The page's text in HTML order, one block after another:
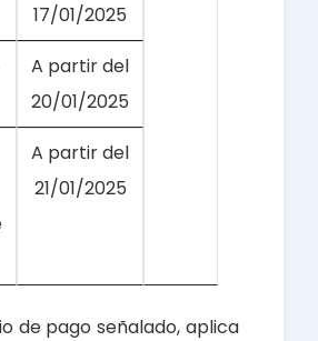
17/01/2025
A partir del
20/01/2025
A partir del
21/01/2025
de pago señalado, aplica